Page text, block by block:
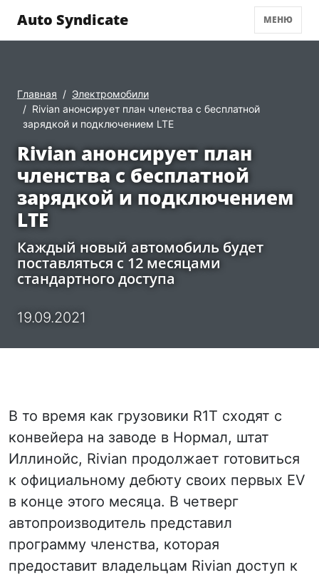
Auto Syndicate МЕНЮ
Главная
Электромобили
Rivian анонсирует план членства с бесплатной
зарядкой и подключением LTE
Rivian анонсирует план
членства с бесплатной
зарядкой и подключением
LTE
Каждый новый автомобиль будет
поставляться с 12 месяцами
стандартного доступа
19.09.2021
В то время как грузовики R1T сходят с
конвейера на заводе в Нормал, штат
Иллинойс, Rivian продолжает готовиться
к официальному дебюту своих первых EV
в конце этого месяца. В четверг
автопроизводитель представил
программу членства, которая
предоставит владельцам Rivian доступ к